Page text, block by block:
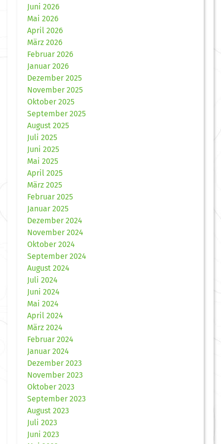
Juni 2026
Mai 2026
April 2026
März 2026
Februar 2026
Januar 2026
Dezember 2025
November 2025
Oktober 2025
September 2025
August 2025
Juli 2025
Juni 2025
Mai 2025
April 2025
März 2025
Februar 2025
Januar 2025
Dezember 2024
November 2024
Oktober 2024
September 2024
August 2024
Juli 2024
Juni 2024
Mai 2024
April 2024
März 2024
Februar 2024
Januar 2024
Dezember 2023
November 2023
Oktober 2023
September 2023
August 2023
Juli 2023
Juni 2023